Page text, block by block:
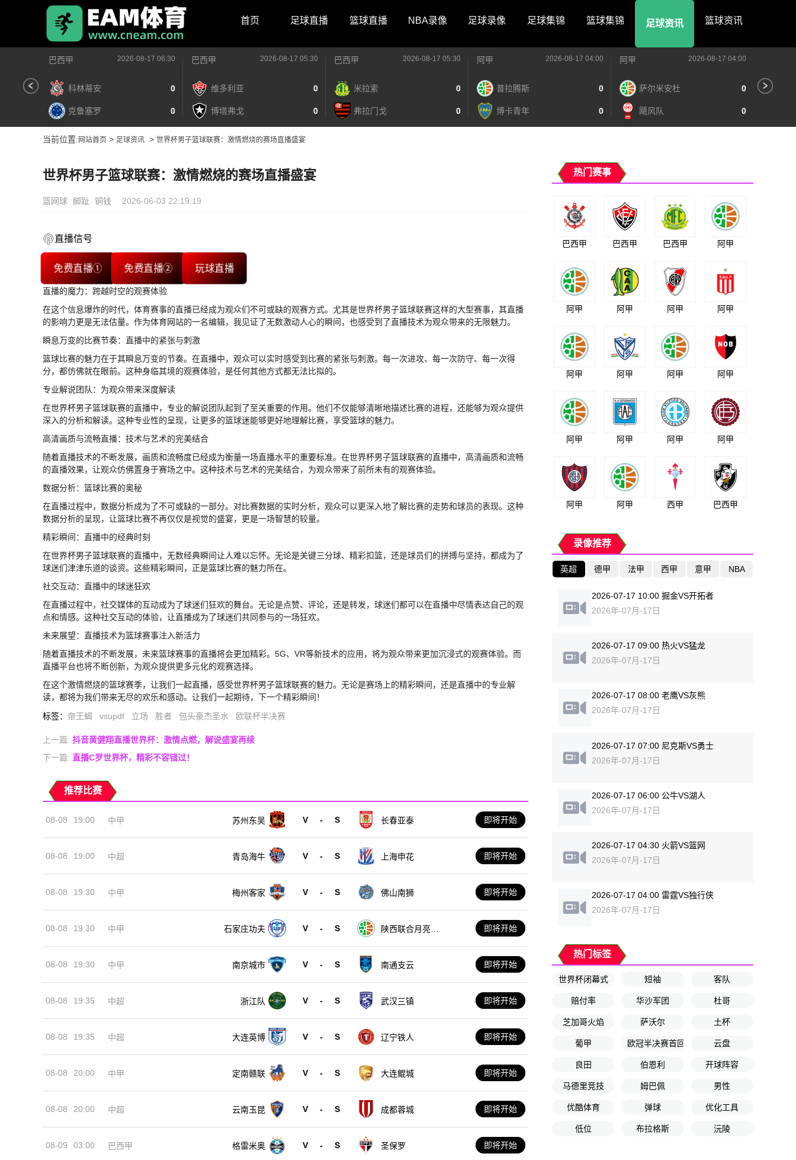
首页 足球直播 篮球直播 NBA录像 足球录像 足球集锦 篮球集锦 足球资讯 篮球资讯
巴西甲 2026-08-17 06:30
科林蒂安 0
克鲁塞罗 0
巴西甲 2026-08-17 05:30
维多利亚 0
博塔弗戈 0
巴西甲 2026-08-17 05:30
米拉索 0
弗拉门戈 0
阿甲 2026-08-17 04:00
普拉腾斯 0
博卡青年 0
阿甲 2026-08-17 04:00
萨尔米安杜 0
飓风队 0
当前位置: 网站首页 > 足球资讯 > 世界杯男子篮球联赛：激情燃烧的赛场直播盛宴
世界杯男子篮球联赛：激情燃烧的赛场直播盛宴
篮网球 脚趾 铜钱 2026-06-03 22:19:19
直播信号
免费直播① 免费直播② 玩球直播
直播的魔力：跨越时空的观赛体验
在这个信息爆炸的时代，体育赛事的直播已经成为观众们不可或缺的观赛方式。尤其是世界杯男子篮球联赛这样的大型赛事，其直播
的影响力更是无法估量。作为体育网站的一名编辑，我见证了无数激动人心的瞬间，也感受到了直播技术为观众带来的无限魅力。
瞬息万变的比赛节奏：直播中的紧张与刺激
篮球比赛的魅力在于其瞬息万变的节奏。在直播中，观众可以实时感受到比赛的紧张与刺激。每一次进攻、每一次防守、每一次得
分，都仿佛就在眼前。这种身临其境的观赛体验，是任何其他方式都无法比拟的。
专业解说团队：为观众带来深度解读
在世界杯男子篮球联赛的直播中，专业的解说团队起到了至关重要的作用。他们不仅能够清晰地描述比赛的进程，还能够为观众提供
深入的分析和解读。这种专业性的呈现，让更多的篮球迷能够更好地理解比赛，享受篮球的魅力。
高清画质与流畅直播：技术与艺术的完美结合
随着直播技术的不断发展，画质和流畅度已经成为衡量一场直播水平的重要标准。在世界杯男子篮球联赛的直播中，高清画质和流畅
的直播效果，让观众仿佛置身于赛场之中。这种技术与艺术的完美结合，为观众带来了前所未有的观赛体验。
数据分析：篮球比赛的奥秘
在直播过程中，数据分析成为了不可或缺的一部分。对比赛数据的实时分析，观众可以更深入地了解比赛的走势和球员的表现。这种
数据分析的呈现，让篮球比赛不再仅仅是视觉的盛宴，更是一场智慧的较量。
精彩瞬间：直播中的经典时刻
在世界杯男子篮球联赛的直播中，无数经典瞬间让人难以忘怀。无论是关键三分球、精彩扣篮，还是球员们的拼搏与坚持，都成为了
球迷们津津乐道的谈资。这些精彩瞬间，正是篮球比赛的魅力所在。
社交互动：直播中的球迷狂欢
在直播过程中，社交媒体的互动成为了球迷们狂欢的舞台。无论是点赞、评论，还是转发，球迷们都可以在直播中尽情表达自己的观
点和情感。这种社交互动的体验，让直播成为了球迷们共同参与的一场狂欢。
未来展望：直播技术为篮球赛事注入新活力
随着直播技术的不断发展，未来篮球赛事的直播将会更加精彩。5G、VR等新技术的应用，将为观众带来更加沉浸式的观赛体验。而
直播平台也将不断创新，为观众提供更多元化的观赛选择。
在这个激情燃烧的篮球赛季，让我们一起直播，感受世界杯男子篮球联赛的魅力。无论是赛场上的精彩瞬间，还是直播中的专业解
读，都将为我们带来无尽的欢乐和感动。让我们一起期待，下一个精彩瞬间！
标签： 帝王蝎 vsupdf 立场 胜者 包头豪杰圣水 欧联杯半决赛
上一篇: 抖音黄健翔直播世界杯：激情点燃，解说盛宴再续
下一篇: 直播C罗世界杯，精彩不容错过！
推荐比赛
08-08 19:00 中甲 苏州东吴 V - S 长春亚泰 即将开始
08-08 19:00 中超 青岛海牛 V - S 上海申花 即将开始
08-08 19:30 中甲 梅州客家 V - S 佛山南狮 即将开始
08-08 19:30 中甲 石家庄功夫 V - S
陕西联合月亮泊
即将开始
08-08 19:30 中甲 南京城市 V - S 南通支云 即将开始
08-08 19:35 中超 浙江队 V - S 武汉三镇 即将开始
08-08 19:35 中超 大连英博 V - S 辽宁铁人 即将开始
08-08 20:00 中甲 定南赣联 V - S 大连鲲城 即将开始
08-08 20:00 中超 云南玉昆 V - S 成都蓉城 即将开始
08-09 03:00 巴西甲 格雷米奥 V - S 圣保罗 即将开始
热门赛事
巴西甲 巴西甲 巴西甲 阿甲
阿甲 阿甲 阿甲 阿甲
阿甲 阿甲 阿甲 阿甲
阿甲 阿甲 阿甲 阿甲
阿甲 阿甲 西甲 巴西甲
录像推荐
英超 德甲 法甲 西甲 意甲 NBA
2026-07-17 10:00 掘金VS开拓者
2026年-07月-17日
2026-07-17 09:00 热火VS猛龙
2026年-07月-17日
2026-07-17 08:00 老鹰VS灰熊
2026年-07月-17日
2026-07-17 07:00 尼克斯VS勇士
2026年-07月-17日
2026-07-17 06:00 公牛VS湖人
2026年-07月-17日
2026-07-17 04:30 火箭VS篮网
2026年-07月-17日
2026-07-17 04:00 雷霆VS独行侠
2026年-07月-17日
热门标签
世界杯闭幕式 短袖 客队
赔付率 华沙军团 杜哥
芝加哥火焰 萨沃尔 土杯
葡甲 欧冠半决赛首回合 云盘
良田 伯恩利 开球阵容
马德里竞技 姆巴佩 男性
优酷体育 弹球 优化工具
低位 布拉格斯 沅陵